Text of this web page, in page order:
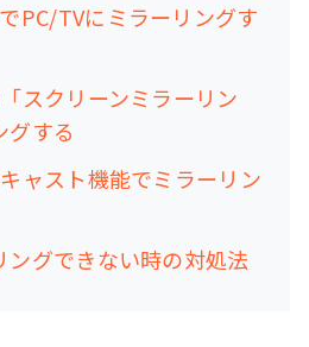
PC/TVにミラーリングす
スクリーンミラーリン
グする
ャスト機能でミラーリン
グできない時の対処法